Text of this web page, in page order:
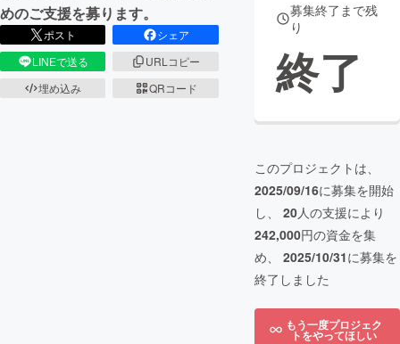
めのご支援を募ります。
ポスト
シェア
LINEで送る
URLコピー
埋め込み
QRコード
募集終了まで残
り
終了
このプロジェクトは、
2025/09/16に募集を開始
し、 20人の支援により
242,000円の資金を集
め、 2025/10/31に募集を
終了しました
もう一度プロジェク
トをやってほしい